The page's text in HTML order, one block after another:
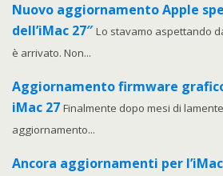
Nuovo aggiornamento Apple
dell’iMac 27″Lo stavamo aspettando
è arrivato. Non...
Aggiornamento firmware
iMac 27 Finalmente dopo mesi di
aggiornamento...
Ancora aggiornamenti per